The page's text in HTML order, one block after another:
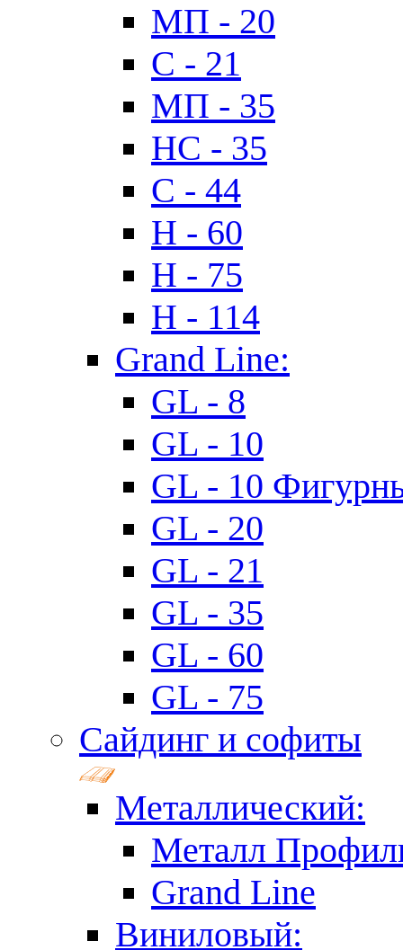
МП - 20
C - 21
МП - 35
HC - 35
C - 44
H - 60
H - 75
H - 114
Grand Line:
GL - 8
GL - 10
GL - 10
GL - 20
GL - 21
GL - 35
GL - 60
GL - 75
Сайдинг и софиты
Металлический:
Металл
Grand Line
Виниловый: